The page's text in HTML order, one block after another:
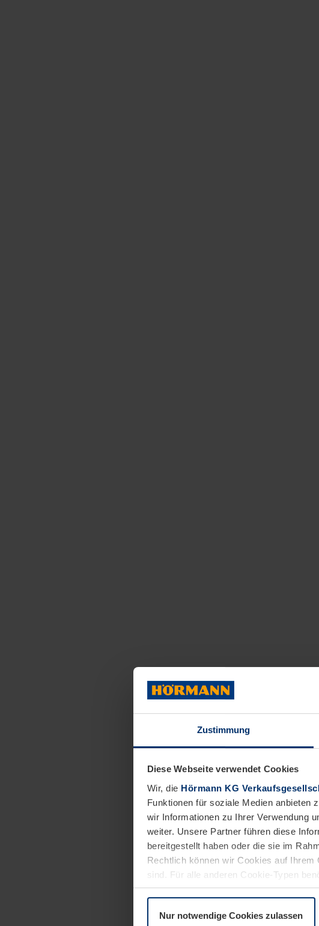
Zustimmung
Diese Webseite verwendet Cookies
Wir, die Hörmann KG
Funktionen für soziale Medien anbieten
wir Informationen zu Ihrer Verwendung
weiter. Unsere Partner führen diese
bereitgestellt haben oder die sie im
Rechtlich können wir Cookies auf
sind. Für alle anderen Cookie-Typen
Erläuterung auf der Seite
Nur notwendige Cookies zulassen